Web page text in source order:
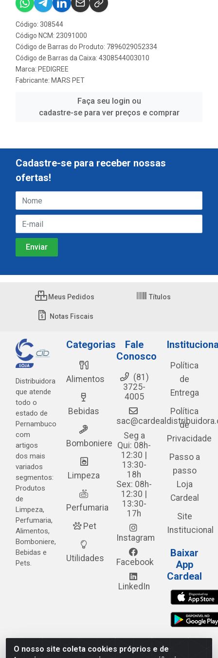
Código: 308544
Código NCM: 23091000
Código de Barras do Produto: 7896029052334
Código de Barras da Caixa: 4308544003010
Marca: PEDIGREE
Fabricante: MARS PET
Faça seu login ou
cadastre-se para ver preços e comprar
O nosso site coleta cookies próprios e de
Cadastre-se para receber nossas
ofertas!
Meus Pedidos Títulos
Notas Fiscais
Distribuidora
que atende
todo o
estado de
Pernambuco
com
artigos
dos mais
variados
segmentos:
Produtos
de
Limpeza,
Perfumaria,
Alimentos,
Bomboniere,
Bebidas e
Pets.
Categorias
Alimentos
Bebidas
Bomboniere
Limpeza
Perfumaria
Pet
Utilidades
Fale
Conosco
(81)
3725-
4005
Seg a
Qui: 08h-
12:30 |
13:30-
18h
Sex: 08h-
12:30 |
13:30-
17h
Instagram
Facebook
LinkedIn
Política
de
Entrega
Política
de
Privacidade
Passo a
passo
Loja
Cardeal
Site
Institucional
Baixar
App
Cardeal
Cardeal Distribuidora - Estrada Alto do Moura, 582 - Alto